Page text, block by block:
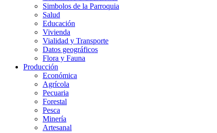
Simbolos de la Parroquia
Salud
Educación
Vivienda
Vialidad y Transporte
Datos geográficos
Flora y Fauna
Producción
Económica
Agrícola
Pecuaria
Forestal
Pesca
Minería
Artesanal